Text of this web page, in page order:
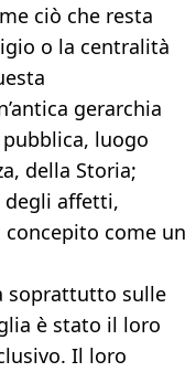
ciò che resta
o la centralità
gerarchia
luogo
della Storia;
degli affetti,
come un
soprattutto sulle
è stato il loro
Il loro